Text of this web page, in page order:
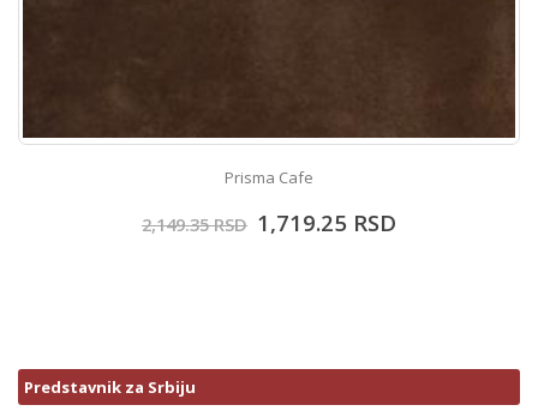
Prisma Cafe
2,149.35RSD 1,719.25 RSD
Predstavnik za Srbiju